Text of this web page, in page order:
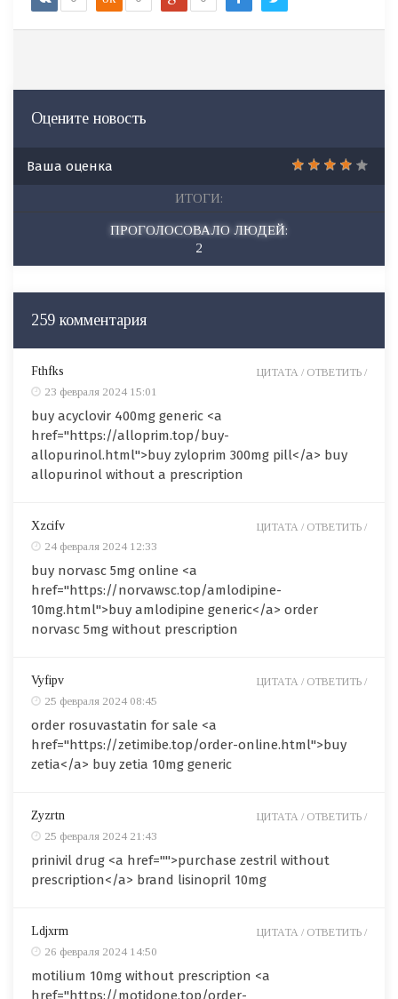
Оцените новость
Ваша оценка
ИТОГИ:
ПРОГОЛОСОВАЛО ЛЮДЕЙ:
2
259 комментария
Fthfks
23 февраля 2024 15:01
buy acyclovir 400mg generic <a
href="https://alloprim.top/buy-
allopurinol.html">buy zyloprim 300mg pill</a> buy
allopurinol without a prescription
ЦИТАТА / ОТВЕТИТЬ /
Xzcifv
24 февраля 2024 12:33
buy norvasc 5mg online <a
href="https://norvawsc.top/amlodipine-
10mg.html">buy amlodipine generic</a> order
norvasc 5mg without prescription
ЦИТАТА / ОТВЕТИТЬ /
Vyfipv
25 февраля 2024 08:45
order rosuvastatin for sale <a
href="https://zetimibe.top/order-online.html">buy
zetia</a> buy zetia 10mg generic
ЦИТАТА / ОТВЕТИТЬ /
Zyzrtn
25 февраля 2024 21:43
prinivil drug <a href="">purchase zestril without
prescription</a> brand lisinopril 10mg
ЦИТАТА / ОТВЕТИТЬ /
Ldjxrm
26 февраля 2024 14:50
motilium 10mg without prescription <a
href="https://motidone.top/order-
ЦИТАТА / ОТВЕТИТЬ /